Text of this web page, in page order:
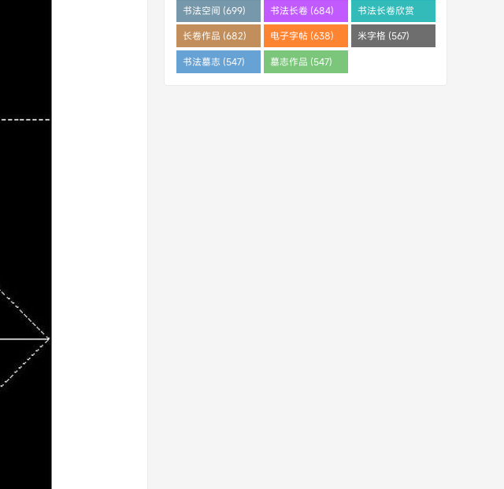
(710)
书法空间 (699) 书法长卷 (684)
书法长卷欣赏
(682)
长卷作品 (682) 电子字帖 (638) 米字格 (567)
书法墓志 (547) 墓志作品 (547)